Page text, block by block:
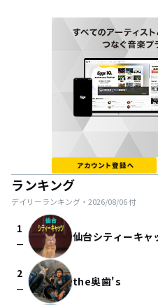
ランキング
デイリーランキング・ 2026/08/06付
1
check_indeterminate_small 仙台シティーキャ
2
check_indeterminate_small the奥歯's